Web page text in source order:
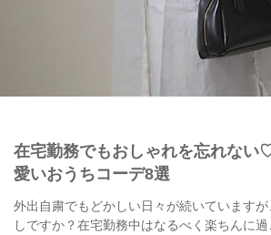
在宅勤務でもおしゃれを忘れない
愛いおうちコーデ8選
外出自粛でもどかしい日々が続いています
しですか？在宅勤務中はなるべく楽ちんに